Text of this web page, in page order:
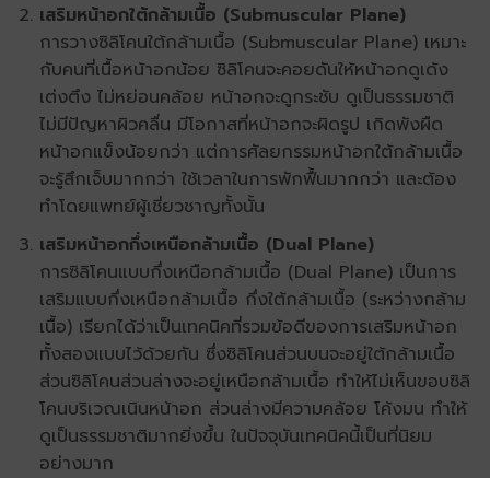
เสริมหน้าอกใต้กล้ามเนื้อ (Submuscular Plane)
การวางซิลิโคนใต้กล้ามเนื้อ (Submuscular Plane) เหมาะ
กับคนที่เนื้อหน้าอกน้อย ซิลิโคนจะคอยดันให้หน้าอกดูเด้ง
เต่งตึง ไม่หย่อนคล้อย หน้าอกจะดูกระชับ ดูเป็นธรรมชาติ
ไม่มีปัญหาผิวคลื่น มีโอกาสที่หน้าอกจะผิดรูป เกิดพังผืด
หน้าอกแข็งน้อยกว่า แต่การศัลยกรรมหน้าอกใต้กล้ามเนื้อ
จะรู้สึกเจ็บมากกว่า ใช้เวลาในการพักฟื้นมากกว่า และต้อง
ทำโดยแพทย์ผู้เชี่ยวชาญทั้งนั้น
เสริมหน้าอกกึ่งเหนือกล้ามเนื้อ (Dual Plane)
การซิลิโคนแบบกึ่งเหนือกล้ามเนื้อ (Dual Plane) เป็นการ
เสริมแบบกึ่งเหนือกล้ามเนื้อ กึ่งใต้กล้ามเนื้อ (ระหว่างกล้าม
เนื้อ) เรียกได้ว่าเป็นเทคนิคที่รวมข้อดีของการเสริมหน้าอก
ทั้งสองแบบไว้ด้วยกัน ซึ่งซิลิโคนส่วนบนจะอยู่ใต้กล้ามเนื้อ
ส่วนซิลิโคนส่วนล่างจะอยู่เหนือกล้ามเนื้อ ทำให้ไม่เห็นขอบซิลิ
โคนบริเวณเนินหน้าอก ส่วนล่างมีความคล้อย โค้งมน ทำให้
ดูเป็นธรรมชาติมากยิ่งขึ้น ในปัจจุบันเทคนิคนี้เป็นที่นิยม
อย่างมาก